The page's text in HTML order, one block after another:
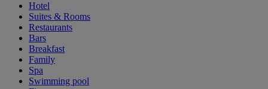
Hotel
Suites & Rooms
Restaurants
Bars
Breakfast
Family
Spa
Swimming pool